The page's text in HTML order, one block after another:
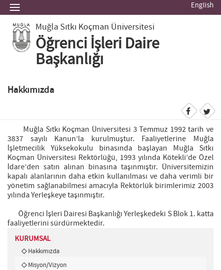
English
Muğla Sıtkı Koçman Üniversitesi
Öğrenci İşleri Daire
Başkanlığı
Hakkımızda
Muğla Sıtkı Koçman Üniversitesi 3 Temmuz 1992 tarih ve
3837 sayılı Kanun’la kurulmuştur. Faaliyetlerine Muğla
İşletmecilik Yüksekokulu binasında başlayan Muğla Sıtkı
Koçman Üniversitesi Rektörlüğü, 1993 yılında Kötekli’de Özel
İdare’den satın alınan binasına taşınmıştır. Üniversitemizin
kapalı alanlarının daha etkin kullanılması ve daha verimli bir
yönetim sağlanabilmesi amacıyla Rektörlük birimlerimiz 2003
yılında Yerleşkeye taşınmıştır.
Öğrenci İşleri Dairesi Başkanlığı Yerleşkedeki S Blok 1. katta
faaliyetlerini sürdürmektedir.
KURUMSAL
Hakkımızda
Misyon/Vizyon